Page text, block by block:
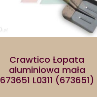
Crawtico Łopata
aluminiowa mała
673651 L0311 (673651)